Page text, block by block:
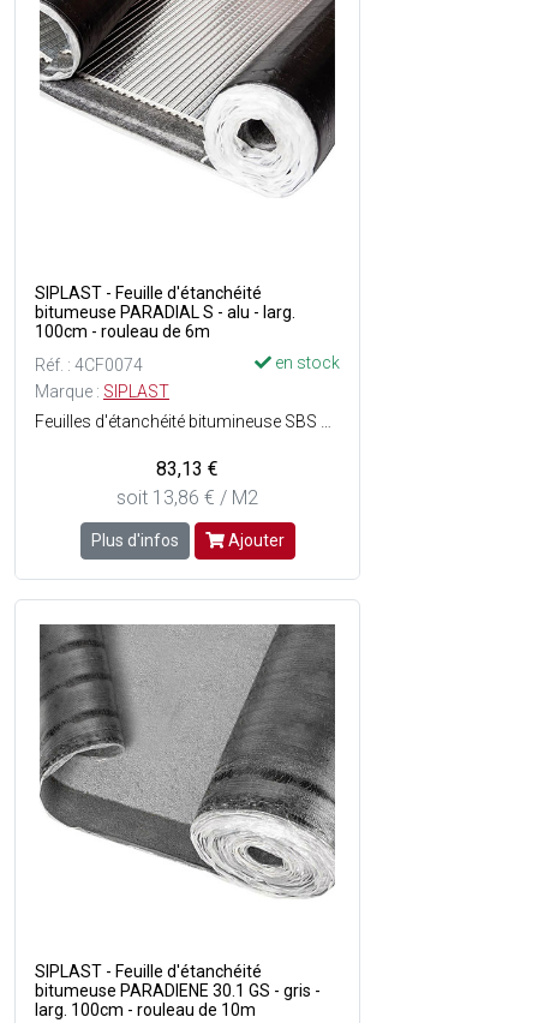
SIPLAST - Feuille d'étanchéité
bitumeuse PARADIAL S - alu - larg.
100cm - rouleau de 6m
Réf. : 4CF0074
en stock
Marque : SIPLAST
83,13 €
soit 13,86 € / M2
Plus d'infos Ajouter
SIPLAST - Feuille d'étanchéité
bitumeuse PARADIENE 30.1 GS - gris -
larg. 100cm - rouleau de 10m